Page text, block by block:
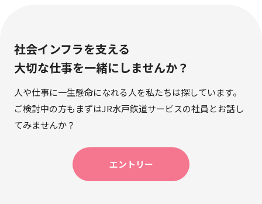
社会インフラを支える
大切な仕事を一緒にしませんか？
人や仕事に一生懸命になれる人を私たちは探しています。
ご検討中の方もまずはJR水戸鉄道サービスの社員とお話し
てみませんか？
エントリー